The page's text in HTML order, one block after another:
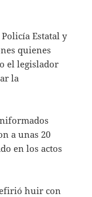
Estatal y
quienes
el legislador
la
a unas 20
en los actos
huir con